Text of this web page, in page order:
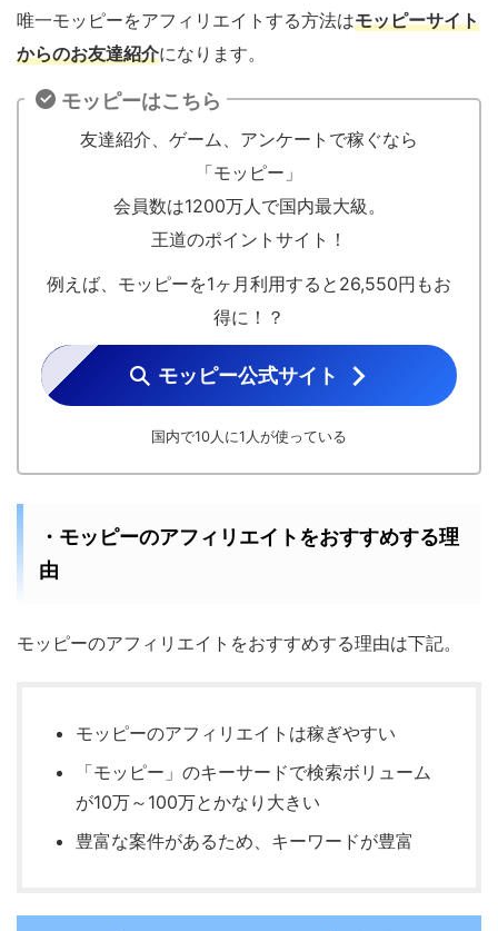
唯一モッピーをアフィリエイトする方法はモッピーサイト
からのお友達紹介になります。
モッピーはこちら
友達紹介、ゲーム、アンケートで稼ぐなら
「モッピー」
会員数は1200万人で国内最大級。
王道のポイントサイト！
例えば、モッピーを1ヶ月利用すると26,550円もお
得に！？
モッピー公式サイト
国内で10人に1人が使っている
・モッピーのアフィリエイトをおすすめする理
由
モッピーのアフィリエイトをおすすめする理由は下記。
モッピーのアフィリエイトは稼ぎやすい
「モッピー」のキーサードで検索ボリューム
が10万～100万とかなり大きい
豊富な案件があるため、キーワードが豊富